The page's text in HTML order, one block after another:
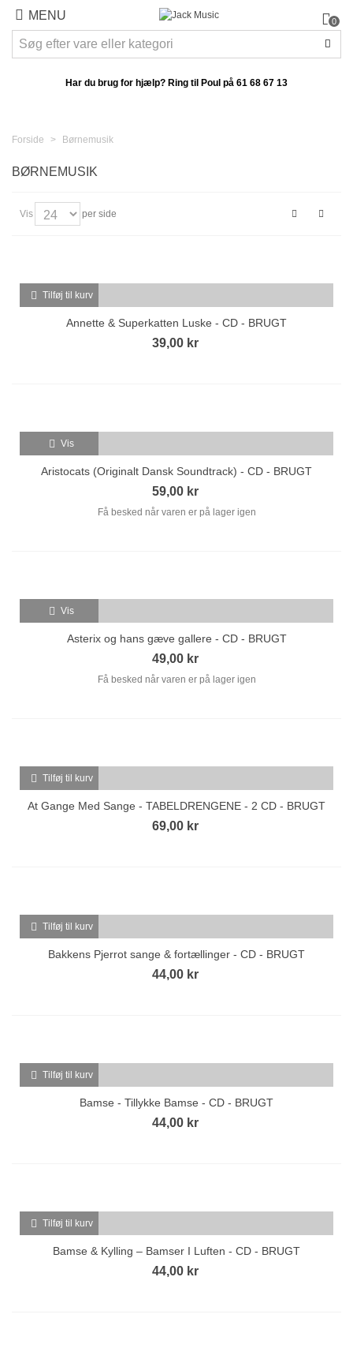
MENU 0
Har du brug for hjælp? Ring til Poul på 61 68 67 13
Forside > Børnemusik
BØRNEMUSIK
Vis per side
Tilføj til kurv
Annette & Superkatten Luske - CD - BRUGT
39,00 kr
Vis
Aristocats (Originalt Dansk Soundtrack) - CD - BRUGT
59,00 kr
Få besked når varen er på lager igen
Vis
Asterix og hans gæve gallere - CD - BRUGT
49,00 kr
Få besked når varen er på lager igen
Tilføj til kurv
At Gange Med Sange - TABELDRENGENE - 2 CD - BRUGT
69,00 kr
Tilføj til kurv
Bakkens Pjerrot sange & fortællinger - CD - BRUGT
44,00 kr
Tilføj til kurv
Bamse - Tillykke Bamse - CD - BRUGT
44,00 kr
Tilføj til kurv
Bamse & Kylling ‎– Bamser I Luften - CD - BRUGT
44,00 kr